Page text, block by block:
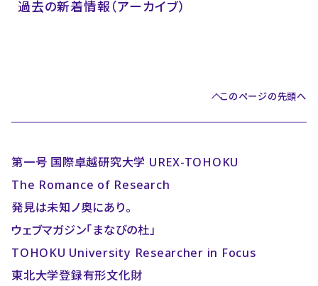
過去の新着情報（アーカイブ）
このページの先頭へ
第一号 国際卓越研究大学 UREX-TOHOKU
The Romance of Research
発見は未知ノ奥にあり。
ウェブマガジン「まなびの杜」
TOHOKU University Researcher in Focus
東北大学登録有形文化財